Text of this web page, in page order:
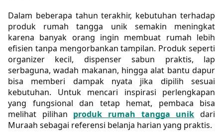
Dalam beberapa tahun terakhir, kebutuhan terhadap
produk rumah tangga unik semakin meningkat
karena banyak orang ingin membuat rumah lebih
efisien tanpa mengorbankan tampilan. Produk seperti
organizer kecil, dispenser sabun praktis, lap
serbaguna, wadah makanan, hingga alat bantu dapur
bisa memberi dampak nyata jika dipilih sesuai
kebutuhan. Untuk mencari inspirasi perlengkapan
yang fungsional dan tetap hemat, pembaca bisa
melihat pilihan produk rumah tangga unik dari
Muraah sebagai referensi belanja harian yang praktis.